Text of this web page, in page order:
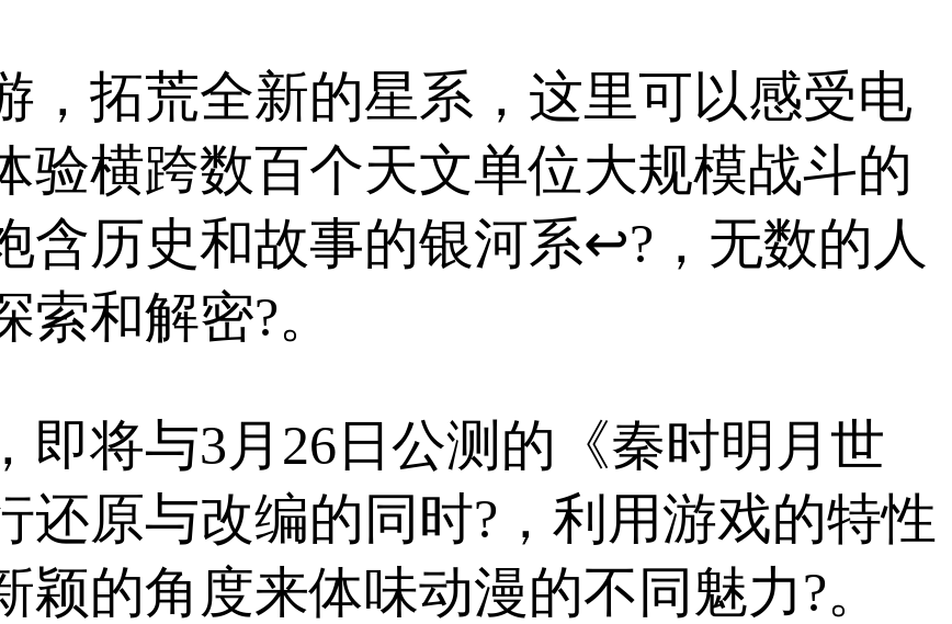
，拓荒全新的星系，这里可以感受电
验横跨数百个天文单位大规模战斗的
含历史和故事的银河系↩?，无数的人
和解密?。
即将与3月26日公测的《秦时明月世
原与改编的同时?，利用游戏的特性
的角度来体味动漫的不同魅力?。